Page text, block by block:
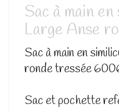
Sac à main
Large Anse
Sac à main en
ronde tressée
Sac et pochette